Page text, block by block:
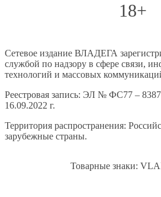
18+
Сетевое издание ВЛАДЕГА
службой по надзору в сфере связи,
технологий и массовых
Реестровая запись: ЭЛ № ФС77 –
16.09.2022 г.
Территория распространения:
зарубежные страны.
Товарные знаки: